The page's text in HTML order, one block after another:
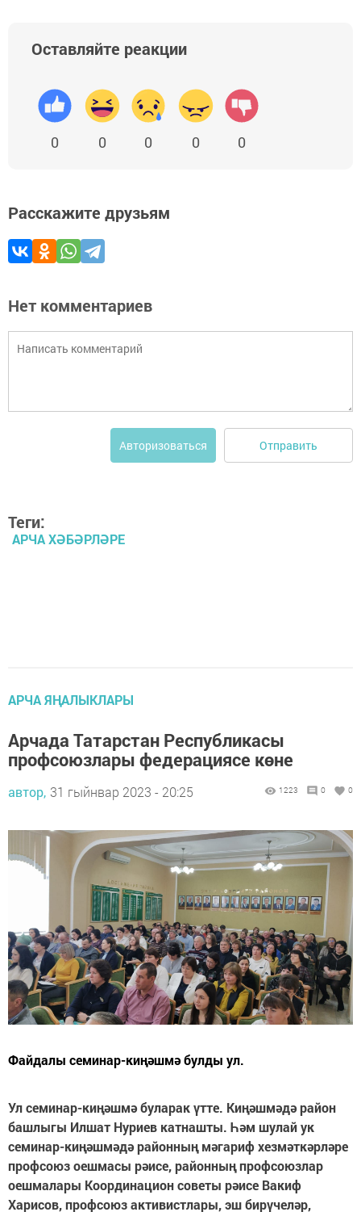
Оставляйте реакции
0 0 0 0 0
Расскажите друзьям
Нет комментариев
Авторизоваться Отправить
Теги:
АРЧА ХӘБӘРЛӘРЕ
АРЧА ЯҢАЛЫКЛАРЫ
Арчада Татарстан Республикасы
профсоюзлары федерациясе көне
автор, 31 гыйнвар 2023 - 20:25 1223 0 0
Файдалы семинар-киңәшмә булды ул.
Ул семинар-киңәшмә буларак үтте. Киңәшмәдә район
башлыгы Илшат Нуриев катнашты. Һәм шулай ук
семинар-киңәшмәдә районның мәгариф хезмәткәрләре
профсоюз оешмасы рәисе, районның профсоюзлар
оешмалары Координацион советы рәисе Вакиф
Харисов, профсоюз активистлары, эш бирүчеләр,